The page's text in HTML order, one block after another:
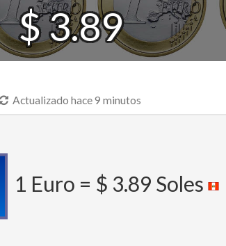
$ 3.89
Actualizado hace 9 minutos
1 Euro = $ 3.89 Soles